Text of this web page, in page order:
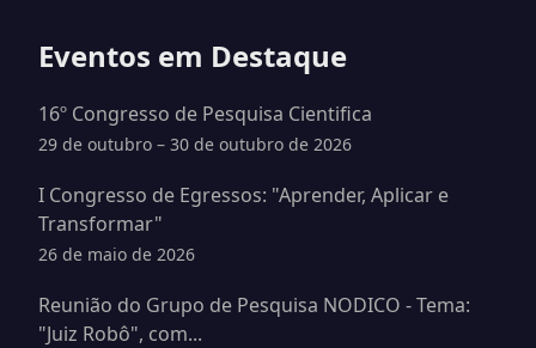
Eventos em Destaque
16º Congresso de Pesquisa Cientifica
29 de outubro – 30 de outubro de 2026
I Congresso de Egressos: "Aprender, Aplicar e
Transformar"
26 de maio de 2026
Reunião do Grupo de Pesquisa NODICO - Tema:
"Juiz Robô", com...